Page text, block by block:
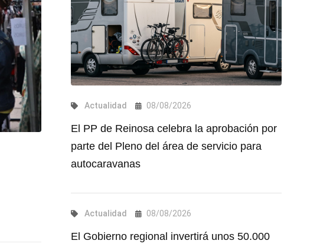
Actualidad 08/08/2026
El PP de Reinosa celebra la aprobación por
parte del Pleno del área de servicio para
autocaravanas
Actualidad 08/08/2026
El Gobierno regional invertirá unos 50.000